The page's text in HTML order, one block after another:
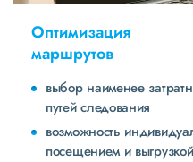
Оптимизация
маршрутов
выбор наименее
путей следования
возможность
посещением и